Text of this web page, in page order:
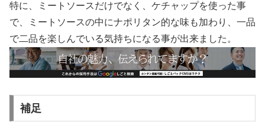
特に、ミートソースだけでなく、ケチャップを使った事
で、ミートソースの中にナポリタン的な味も加わり、一品
で二品を楽しんでいる気持ちになる事が出来ました。
補足